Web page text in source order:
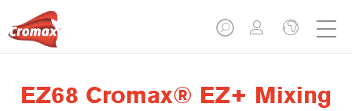
EZ68 Cromax® EZ+ Mixing